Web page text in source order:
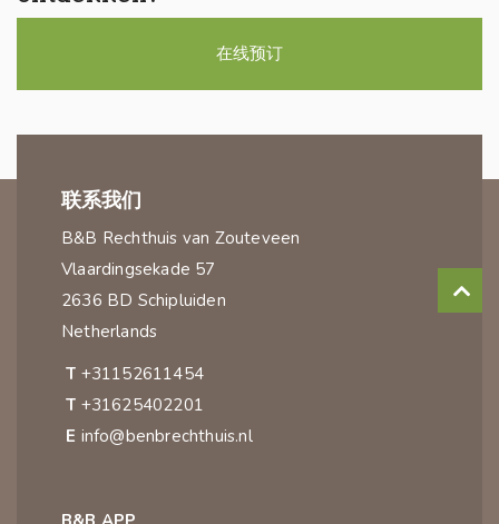
在线预订
联系我们
B&B Rechthuis van Zouteveen
Vlaardingsekade 57
2636 BD Schipluiden
Netherlands
T +31152611454
T +31625402201
E info@benbrechthuis.nl